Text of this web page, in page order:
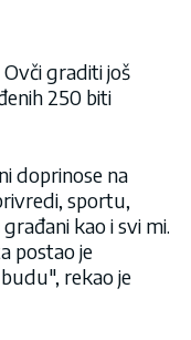
graditi još
250 biti
doprinose na
sportu,
kao i svi mi.
postao je
rekao je